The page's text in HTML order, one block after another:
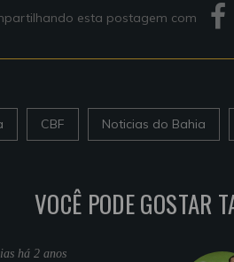
esta postagem com
CBF Noticias do Bahia
VOCÊ PODE GOSTAR
há 2 anos